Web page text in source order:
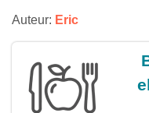
Auteur: Eric